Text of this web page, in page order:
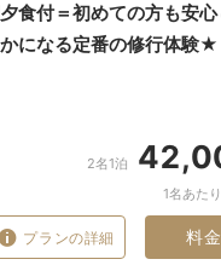
夕食付＝初めての方も安
になる定番の修行体験★
2名1泊
1名あたり
プランの詳細 料